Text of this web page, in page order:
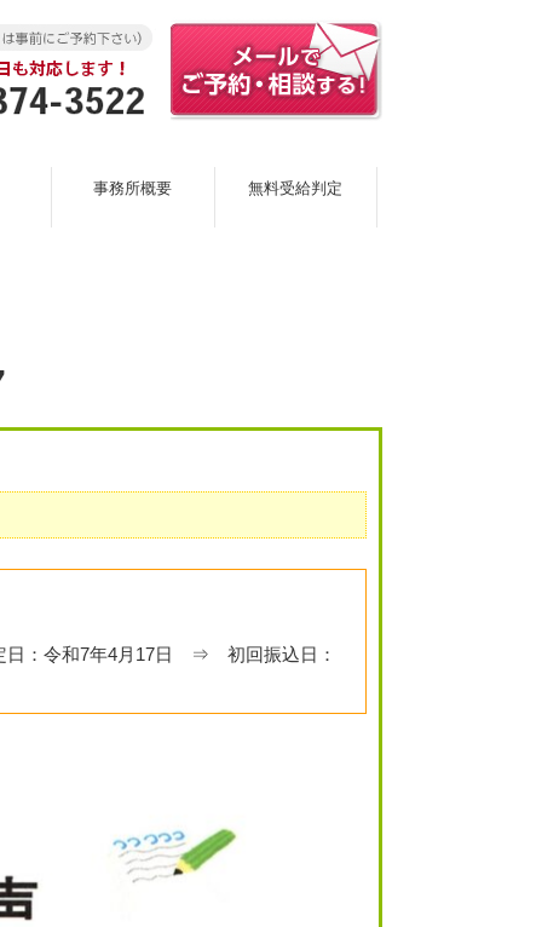
事務所概要 無料受給判定
：令和7年4月17日 ⇒ 初回振込日：